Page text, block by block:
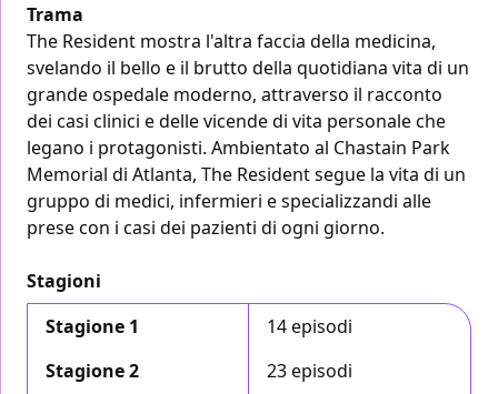
Trama
The Resident mostra l'altra faccia della medicina,
svelando il bello e il brutto della quotidiana vita di un
grande ospedale moderno, attraverso il racconto
dei casi clinici e delle vicende di vita personale che
legano i protagonisti. Ambientato al Chastain Park
Memorial di Atlanta, The Resident segue la vita di un
gruppo di medici, infermieri e specializzandi alle
prese con i casi dei pazienti di ogni giorno.
Stagioni
Stagione 1
14 episodi
Stagione 2
23 episodi